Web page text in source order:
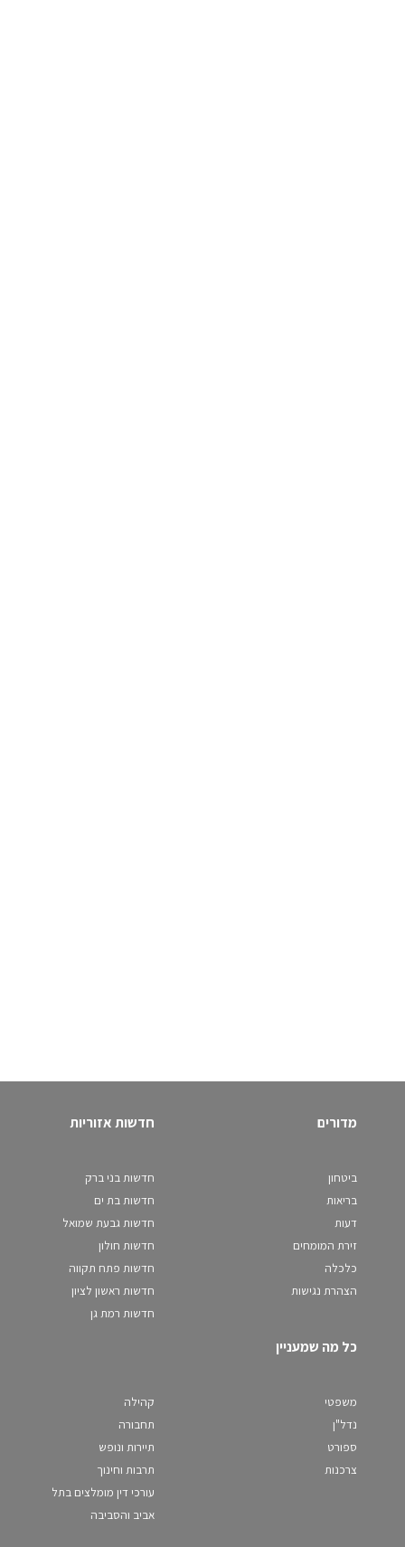
מדורים
ביטחון
בריאות
דעות
זירת המומחים
כלכלה
הצהרת נגישות
חדשות אזוריות
חדשות בני ברק
חדשות בת ים
חדשות גבעת שמואל
חדשות חולון
חדשות פתח תקווה
חדשות ראשון לציון
חדשות רמת גן
כל מה שמעניין
משפטי
נדל"ן
ספורט
צרכנות
קהילה
תחבורה
תיירות ונופש
תרבות וחינוך
עורכי דין מומלצים בתל
אביב והסביבה